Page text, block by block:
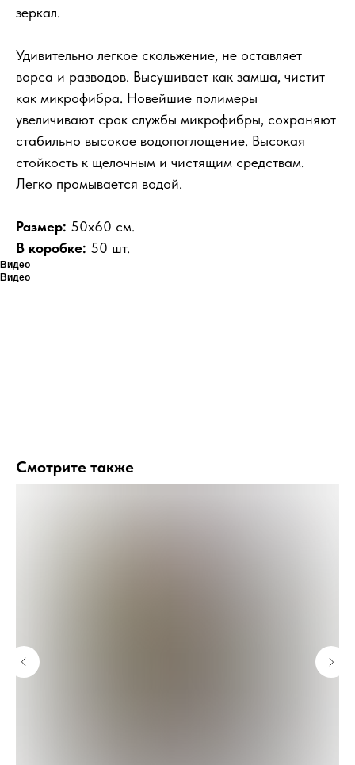
зеркал.
Удивительно легкое скольжение, не оставляет
ворса и разводов. Высушивает как замша, чистит
как микрофибра. Новейшие полимеры
увеличивают срок службы микрофибры, сохраняют
стабильно высокое водопоглощение. Высокая
стойкость к щелочным и чистящим средствам.
Легко промывается водой.
Размер: 50х60 см.
В коробке: 50 шт.
Видео
Видео
Смотрите также